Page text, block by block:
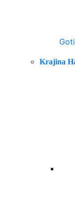
Krajina